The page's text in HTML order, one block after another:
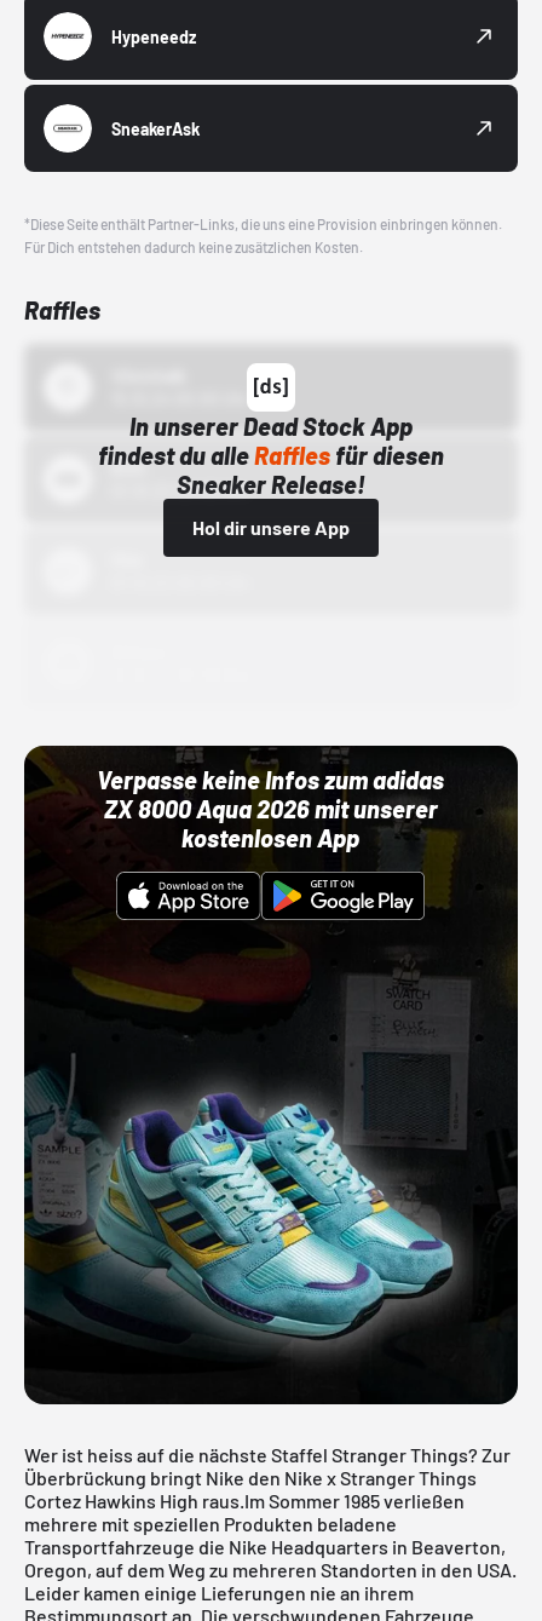
Hypeneedz
SneakerAsk
*Diese Seite enthält Partner-Links, die uns eine Provision einbringen können.
Für Dich entstehen dadurch keine zusätzlichen Kosten.
Raffles
In unserer Dead Stock App
findest du alleRafflesfür diesen
Sneaker Release!
Hol dir unsere App
Bstn
01.10.22 00:00 Uhr
Verpasse keine Infos zum adidas
ZX 8000 Aqua 2026 mit unserer
kostenlosen App
Wer ist heiss auf die nächste Staffel Stranger Things? Zur
Überbrückung bringt Nike den Nike x Stranger Things
Cortez Hawkins High raus.Im Sommer 1985 verließen
mehrere mit speziellen Produkten beladene
Transportfahrzeuge die Nike Headquarters in Beaverton,
Oregon, auf dem Weg zu mehreren Standorten in den USA.
Leider kamen einige Lieferungen nie an ihrem
Bestimmungsort an. Die verschwundenen Fahrzeuge